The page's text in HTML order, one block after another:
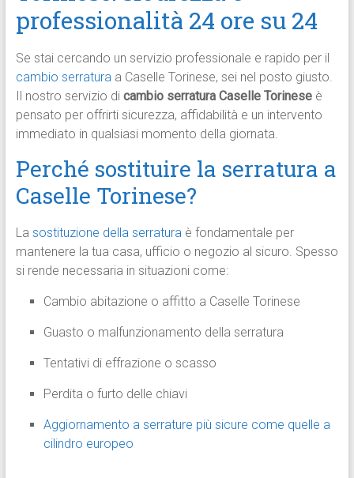
professionalità 24 ore su 24
Se stai cercando un servizio professionale e rapido per il
cambio serraturaa Caselle Torinese, sei nel posto giusto.
Il nostro servizio di cambio serratura Caselle Torineseè
pensato per offrirti sicurezza, affidabilità e un intervento
immediato in qualsiasi momento della giornata.
Perché sostituire la serratura a
Caselle Torinese?
La sostituzione della serraturaè fondamentale per
mantenere la tua casa, ufficio o negozio al sicuro. Spesso
si rende necessaria in situazioni come:
Cambio abitazione o affitto a Caselle Torinese
Guasto o malfunzionamento della serratura
Tentativi di effrazione o scasso
Perdita o furto delle chiavi
Aggiornamento a serrature più sicure come quelle a
cilindro europeo